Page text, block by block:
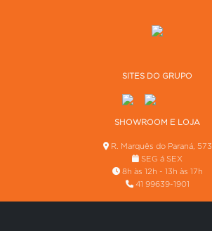
SITES DO GRUPO
SHOWROOM E LOJA
R. Marquês do Paraná, 573
SEG á SEX
8h às 12h - 13h às 17h
41 99639-1901